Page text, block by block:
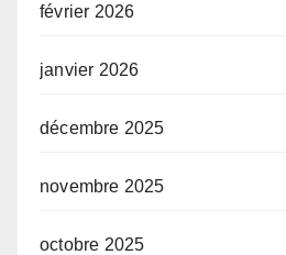
février 2026
janvier 2026
décembre 2025
novembre 2025
octobre 2025